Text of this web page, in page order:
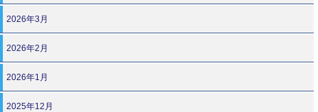
2026年3月
2026年2月
2026年1月
2025年12月